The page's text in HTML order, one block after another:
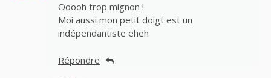
Ooooh trop mignon !
Moi aussi mon petit doigt est un
indépendantiste eheh
Répondre